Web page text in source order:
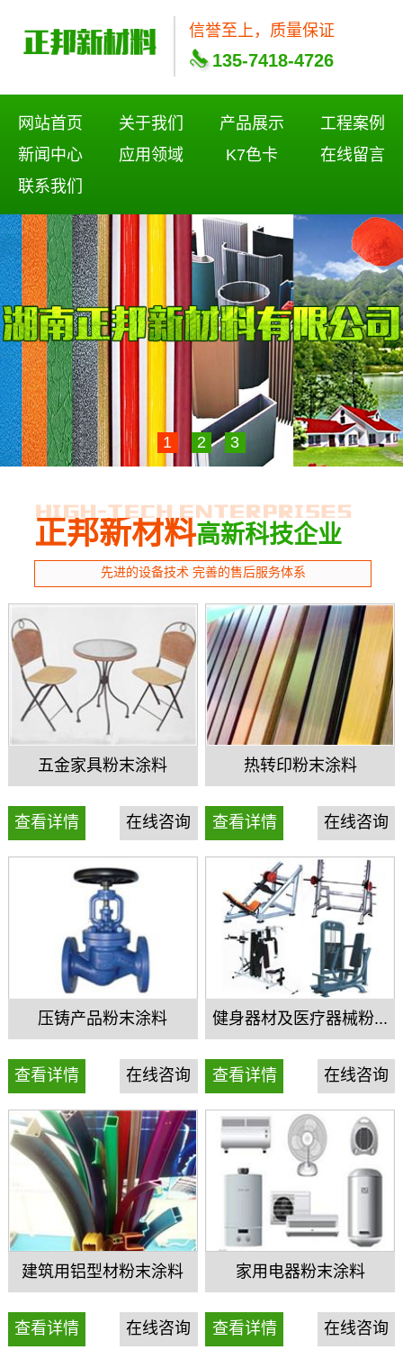
信誉至上，质量保证
135-7418-4726
网站首页 关于我们 产品展示
工程案例
新闻中心
应用领域 K7色卡
在线留言
联系我们
1 2 3
正邦新材料高新科技企业
先进的设备技术 完善的售后服务体系
五金家具粉末涂料
查看详情 在线咨询
热转印粉末涂料
查看详情 在线咨询
压铸产品粉末涂料
查看详情 在线咨询
健身器材及医疗器械粉...
查看详情 在线咨询
建筑用铝型材粉末涂料
查看详情 在线咨询
家用电器粉末涂料
查看详情 在线咨询